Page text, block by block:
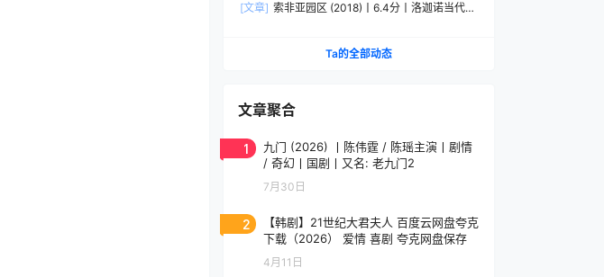
[文章] 索非亚园区 (2018)丨6.4分丨洛迦诺当代电
Ta的全部动态
文章聚合
1
九门 (2026) 丨陈伟霆 / 陈瑶主演丨剧情
/ 奇幻丨国剧丨又名: 老九门2
7月30日
2
【韩剧】21世纪大君夫人 百度云网盘夸克
下载（2026） 爱情 喜剧 夸克网盘保存
4月11日